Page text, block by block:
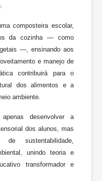
composteira escolar,
da cozinha — como
—, ensinando aos
e manejo de
contribuirá para o
dos alimentos e a
ambiente.
desenvolver a
dos alunos, mas
sustentabilidade,
unindo teoria e
transformador e